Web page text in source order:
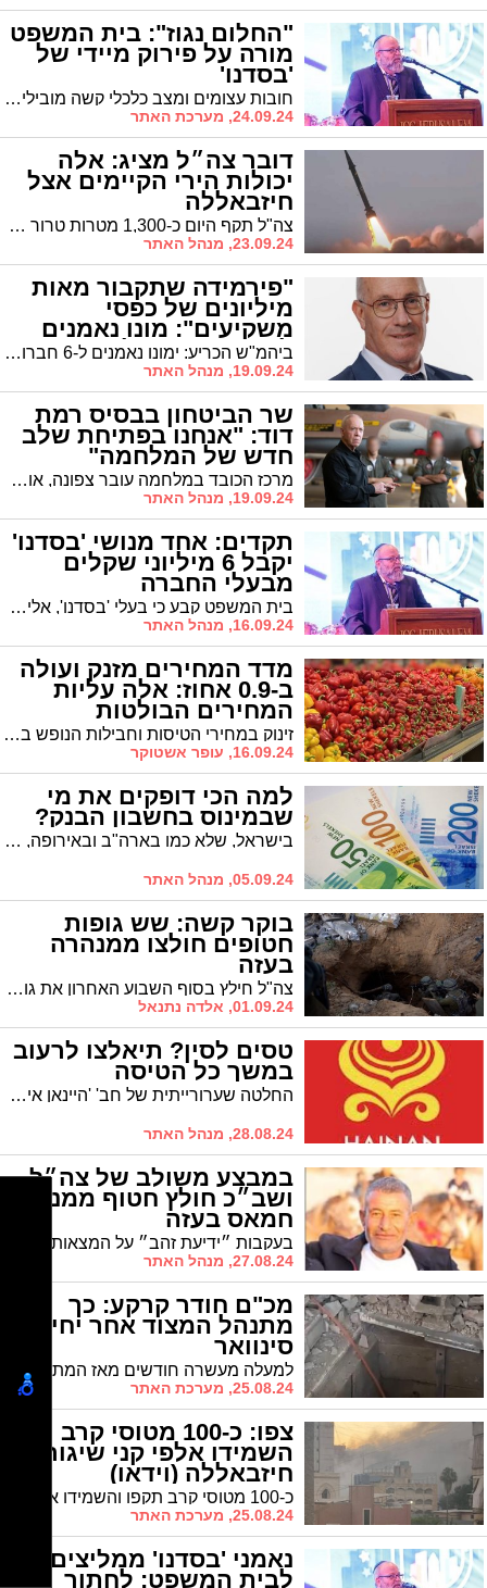
"החלום נגוז": בית המשפט
מורה על פירוק מיידי של
'בסדנו'
חובות עצומים ומצב כלכלי קשה מובילים לסוף הדרך של קבוצת ההשקעות 'בסדנו'
24.09.24, מערכת האתר
דובר צה״ל מציג: אלה
יכולות הירי הקיימים אצל
חיזבאללה
צה"ל תקף היום כ-1,300 מטרות טרור של חיזבאללה ברחבי לבנון. אלו יכולות הירי שקיימים לחיזבאללה וחיל האוויר פועל ביממות האחרונות לגריעת היכולות. דובר צה"ל, תת-אלוף דניאל הגרי: "הפעולה של צה"ל ביממה האחרונה מוכיחה יכולות תכנון וביצוע גבוהות ומדויקות, והן שהביאו להישגים רבים"
23.09.24, מנהל האתר
"פירמידה שתקבור מאות
מיליונים של כפסי
משקיעים": מונו נאמנים
לקבוצת 'פרסונל' ביהמ"ש הכריע: ימונו נאמנים ל-6 חברות מקבוצת פרסונל, ובנוסף, הוטל צו איסור דיספוזיציה לשתי חברות העל שבבעלות ראשי הקבוצה | פרקליט המשקיעים: מדובר בהונאת פירמידה אדירה, המאיימת לקבור מאות מיליוני שקלים מכספי המשקיעים
19.09.24, מנהל האתר
שר הביטחון בבסיס רמת
דוד: "אנחנו בפתיחת שלב
חדש של המלחמה"
מרכז הכובד במלחמה עובר צפונה, אומר הערב שר הביטחון במהלך ביקור בבסיס חיל האוויר ברמת דוד. דבריו של שר הביטחון מגיעים לאחר האירועים הביטחוניים של היממה האחרונה
19.09.24, מנהל האתר
תקדים: אחד מנושי 'בסדנו'
יקבל 6 מיליוני שקלים
מבעלי החברה
בית המשפט קבע כי בעלי 'בסדנו', אליעזר גרוס, ישלם 6 מיליוני שקלים מכיסו לאחד הנושים
16.09.24, מנהל האתר
מדד המחירים מזנק ועולה
ב-0.9 אחוז: אלה עליות
המחירים הבולטות
זינוק במחירי הטיסות וחבילות הנופש בחו"ל, זינוק במחירי הירקות הטריים, עליות מחירים כמעט בכל מוצרי היסוד, עליות מחירים באחזקת דירה, מחיר הדירה ושכר הדירה. המדד בחודש אוגוסט מזנק ואלה העליות הבולטות של המחירים שמשפיעות על חיי כולנו
16.09.24, עופר אשטוקר
למה הכי דופקים את מי
שבמינוס בחשבון הבנק?
בישראל, שלא כמו בארה"ב ובאירופה, מעודדים הבנקים את האזרחים להיכנס למינוס בחשבון ובכך מרוויחים עליהם הכי הרבה כסף. כמה אתם משלמים על האוברדראפט ומה כדאי לכם לעשות אחרת?
05.09.24, מנהל האתר
בוקר קשה: שש גופות
חטופים חולצו ממנהרה
בעזה
צה"ל חילץ בסוף השבוע האחרון את גופותיהם של ששה חטופים שנחטפו בחיים בבוקר שמחת תורה ממנהרה ברפיח, כקילומטר ממקום הימצאו של פרחאן קאדי. גופות החטופים שחולצו: הרש גולדברג, עדן ירושלמי כרמל גת , אלמוג סרוסי, אלכס לבנוב ואורי דנינו. ה' יקום דמם
01.09.24, אלדה נתנאל
טסים לסין? תיאלצו לרעוב
במשך כל הטיסה
החלטה שערורייתית של חב' 'היינאן אירליינס' להפסיק ולספק ארוחות כשרות לנוסעים פוגעת קשות בנוסעים בקו. "נוסעים שמקפידים על כשרות נאלצים לרעוב, ואחרים לוקחים את ארוחות הטריפות". בחברה מבהירים: המצב נכפה בשל המלחמה. עם תום המתיחות, הארוחות הכשרות יחזרו
28.08.24, מנהל האתר
במבצע משולב של צה״ל
ושב״כ חולץ חטוף ממנהרת
חמאס בעזה
27.08.24, מנהל האתר
מכ"ם חודר קרקע: כך
מתנהל המצוד אחר יחיא
סינוואר
25.08.24, מערכת האתר
צפו: כ-100 מטוסי קרב
השמידו אלפי קני שיגור של
חיזבאללה (וידאו)
25.08.24, מערכת האתר
נאמני 'בסדנו' ממליצים
לבית המשפט: לחתוך